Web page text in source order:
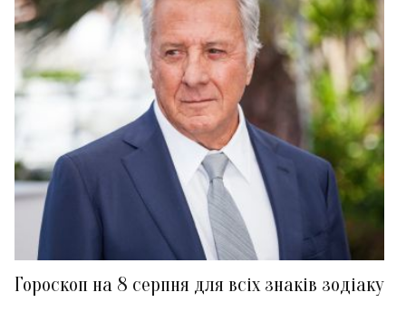
Гороскоп на 8 серпня для всіх знаків зодіаку